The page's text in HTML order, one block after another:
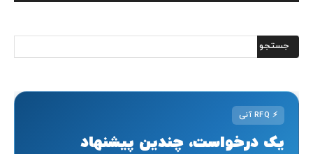
⚡
یک درخواست، چندین پیشنهاد